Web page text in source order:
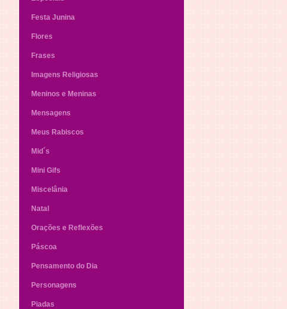
Festa Junina
Flores
Frases
Imagens Religiosas
Meninos e Meninas
Mensagens
Meus Rabiscos
Mid´s
Mini Gifs
Miscelânia
Natal
Orações e Reflexões
Páscoa
Pensamento do Dia
Personagens
Piadas